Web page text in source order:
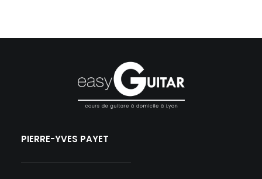
PIERRE-YVES PAYET